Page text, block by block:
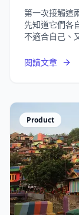
第一次接觸這
先知道它們各
不適合自己、
閱讀文章
Product